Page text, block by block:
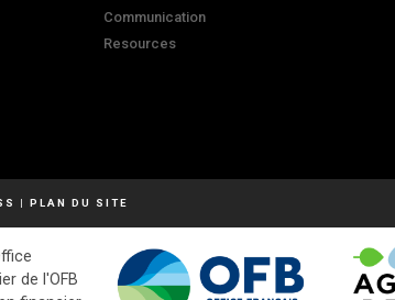
Communication
Resources
| PLAN DU SITE
de l'OFB